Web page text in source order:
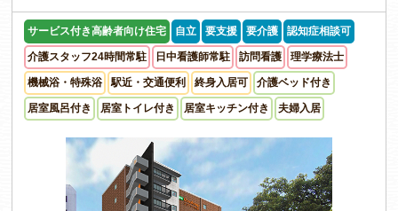
サービス付き高齢者向け住宅 自立 要支援 要介護 認知症相談可
介護スタッフ24時間常駐 日中看護師常駐 訪問看護 理学療法士
機械浴・特殊浴 駅近・交通便利 終身入居可 介護ベッド付き
居室風呂付き 居室トイレ付き 居室キッチン付き 夫婦入居